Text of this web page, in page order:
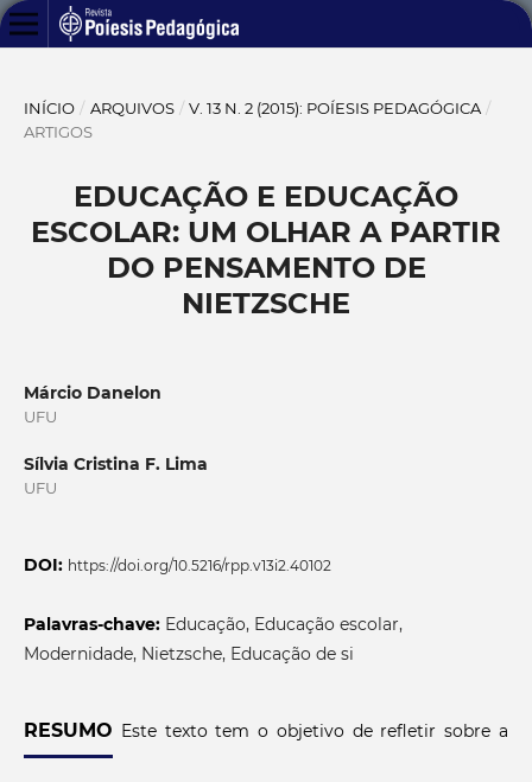
INÍCIO / ARQUIVOS / V. 13 N. 2 (2015): POÍESIS PEDAGÓGICA /
ARTIGOS
EDUCAÇÃO E EDUCAÇÃO
ESCOLAR: UM OLHAR A PARTIR
DO PENSAMENTO DE
NIETZSCHE
Márcio Danelon
UFU
Sílvia Cristina F. Lima
UFU
DOI: https://doi.org/10.5216/rpp.v13i2.40102
Palavras-chave: Educação, Educação escolar,
Modernidade, Nietzsche, Educação de si
RESUMO Este texto tem o objetivo de refletir sobre a